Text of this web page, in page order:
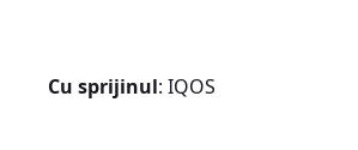
Cu sprijinul: IQOS